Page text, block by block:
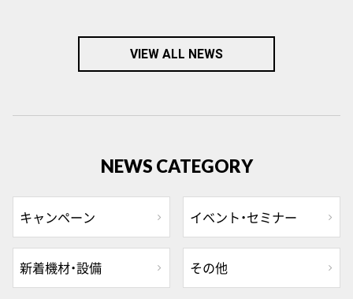
VIEW ALL NEWS
NEWS CATEGORY
キャンペーン イベント・セミナー
新着機材・設備 その他